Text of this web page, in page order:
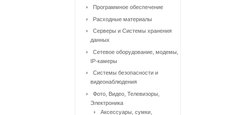
Программное обеспечение
Расходные материалы
Серверы и Системы хранения
данных
Сетевое оборудование, модемы,
IP-камеры
Системы безопасности и
видеонаблюдения
Фото, Видео, Телевизоры,
Электроника
Аксессуары, сумки,